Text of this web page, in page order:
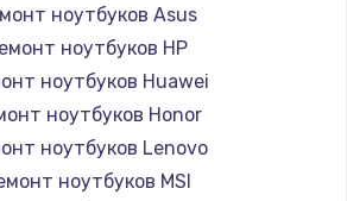
ноутбуков Asus
ноутбуков HP
ноутбуков Huawei
ноутбуков Honor
ноутбуков Lenovo
ноутбуков MSI